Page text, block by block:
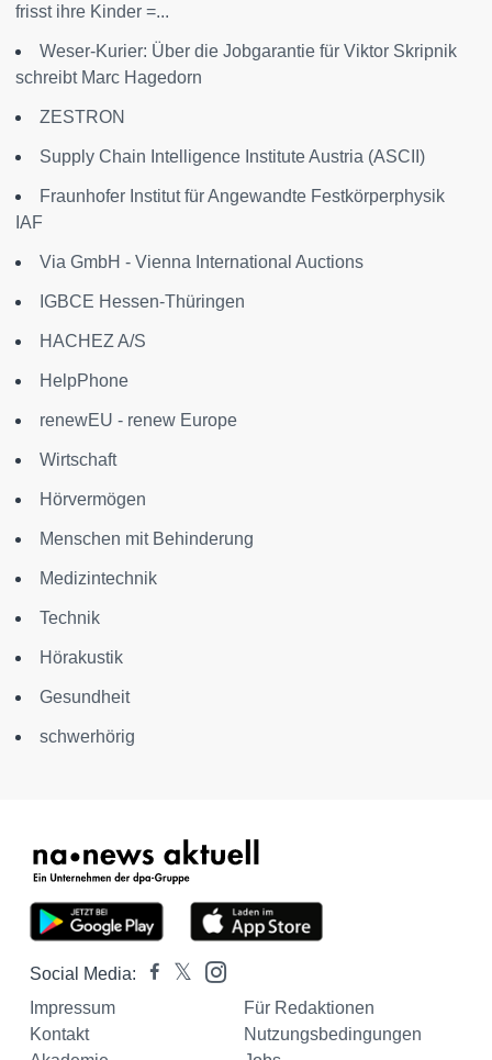
frisst ihre Kinder =...
Weser-Kurier: Über die Jobgarantie für Viktor Skripnik
schreibt Marc Hagedorn
ZESTRON
Supply Chain Intelligence Institute Austria (ASCII)
Fraunhofer Institut für Angewandte Festkörperphysik
IAF
Via GmbH - Vienna International Auctions
IGBCE Hessen-Thüringen
HACHEZ A/S
HelpPhone
renewEU - renew Europe
Wirtschaft
Hörvermögen
Menschen mit Behinderung
Medizintechnik
Technik
Hörakustik
Gesundheit
schwerhörig
Social Media:
Impressum
Für Redaktionen
Kontakt
Nutzungsbedingungen